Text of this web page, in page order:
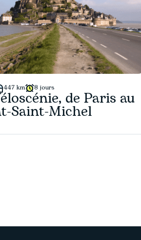
447 km 8 jours
de Paris au
Saint-Michel